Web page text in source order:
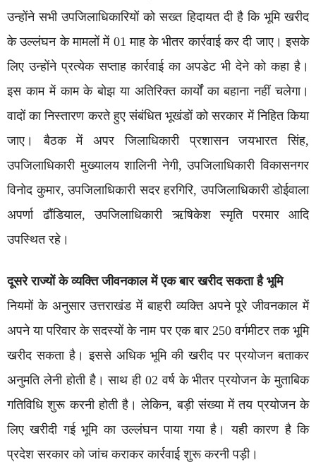
उन्होंने सभी उपजिलाधिकारियों को सख्त हिदायत दी है कि भूमि खरीद
के उल्लंघन के मामलों में 01 माह के भीतर कार्रवाई कर दी जाए। इसके
लिए उन्होंने प्रत्येक सप्ताह कार्रवाई का अपडेट भी देने को कहा है।
इस काम में काम के बोझ या अतिरिक्त कार्यों का बहाना नहीं चलेगा।
वादों का निस्तारण करते हुए संबंधित भूखंडों को सरकार में निहित किया
जाए। बैठक में अपर जिलाधिकारी प्रशासन जयभारत सिंह,
उपजिलाधिकारी मुख्यालय शालिनी नेगी, उपजिलाधिकारी विकासनगर
विनोद कुमार, उपजिलाधिकारी सदर हरगिरि, उपजिलाधिकारी डोईवाला
अपर्णा ढौंडियाल, उपजिलाधिकारी ऋषिकेश स्मृति परमार आदि
उपस्थित रहे।
दूसरे राज्यों के व्यक्ति जीवनकाल में एक बार खरीद सकता है भूमि
नियमों के अनुसार उत्तराखंड में बाहरी व्यक्ति अपने पूरे जीवनकाल में
अपने या परिवार के सदस्यों के नाम पर एक बार 250 वर्गमीटर तक भूमि
खरीद सकता है। इससे अधिक भूमि की खरीद पर प्रयोजन बताकर
अनुमति लेनी होती है। साथ ही 02 वर्ष के भीतर प्रयोजन के मुताबिक
गतिविधि शुरू करनी होती है। लेकिन, बड़ी संख्या में तय प्रयोजन के
लिए खरीदी गई भूमि का उल्लंघन पाया गया है। यही कारण है कि
प्रदेश सरकार को जांच कराकर कार्रवाई शुरू करनी पड़ी।